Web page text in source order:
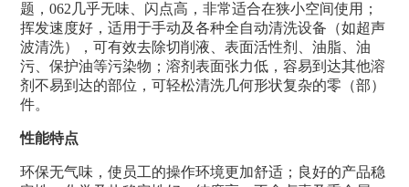
题，062几乎无味、闪点高，非常适合在狭小空间使用；
挥发速度好，适用于手动及各种全自动清洗设备（如超声
波清洗），可有效去除切削液、表面活性剂、油脂、油
污、保护油等污染物；溶剂表面张力低，容易到达其他溶
剂不易到达的部位，可轻松清洗几何形状复杂的零（部）
件。
性能特点
环保无气味，使员工的操作环境更加舒适；良好的产品稳